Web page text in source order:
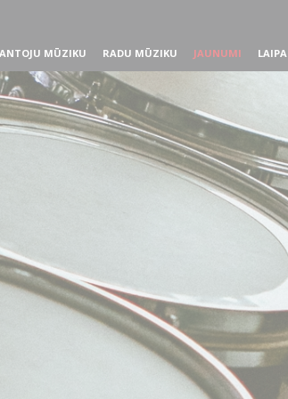
MŪZIKU RADU MŪZIKU JAUNUMI LAIPA